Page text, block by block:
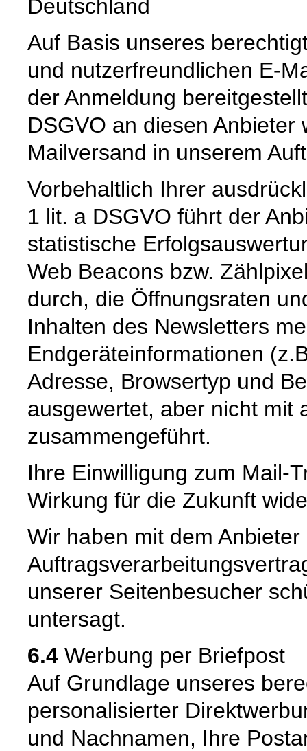
Deutschland
Auf Basis unseres
und nutzerfreundlichen E-
der Anmeldung
DSGVO an diesen Anbieter
Mailversand in unserem
Vorbehaltlich Ihrer
1 lit. a DSGVO führt der
statistische
Web Beacons bzw.
durch, die Öffnungsraten
Inhalten des Newsletters
Endgeräteinformationen
Adresse, Browsertyp und
ausgewertet, aber nicht mit
zusammengeführt.
Ihre Einwilligung zum Mail-
Wirkung für die Zukunft
Wir haben mit dem Anbieter
unserer Seitenbesucher
untersagt.
6.4 Werbung per Briefpost
Auf Grundlage unseres
personalisierter
und Nachnamen, Ihre